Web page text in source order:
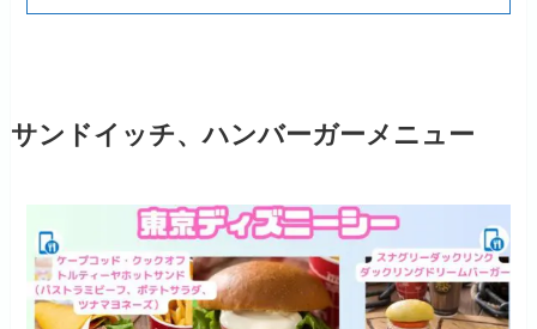
サンドイッチ、ハンバーガーメニュー